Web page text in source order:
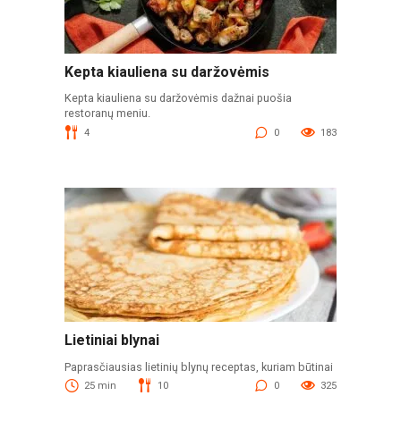
Kepta kiauliena su daržovėmis
Kepta kiauliena su daržovėmis dažnai puošia
restoranų meniu.
4 0 183
Lietiniai blynai
Paprasčiausias lietinių blynų receptas, kuriam būtinai
25 min 10 0 325